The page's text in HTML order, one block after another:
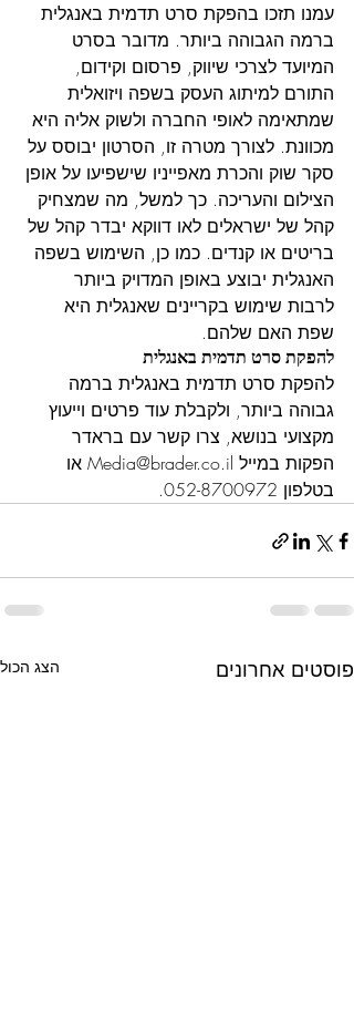
עמנו תזכו בהפקת סרט תדמית באנגלית
ברמה הגבוהה ביותר. מדובר בסרט
המיועד לצרכי שיווק, פרסום וקידום,
התורם למיתוג העסק בשפה ויזואלית
שמתאימה לאופי החברה ולשוק אליה היא
מכוונת. לצורך מטרה זו, הסרטון יבוסס על
סקר שוק והכרת מאפייניו שישפיעו על אופן
הצילום והעריכה. כך למשל, מה שמצחיק
קהל של ישראלים לאו דווקא יבדר קהל של
בריטים או קנדים. כמו כן, השימוש בשפה
האנגלית יבוצע באופן המדויק ביותר
לרבות שימוש בקריינים שאנגלית היא
שפת האם שלהם.
להפקת סרט תדמית באנגלית
להפקת סרט תדמית באנגלית ברמה
גבוהה ביותר, ולקבלת עוד פרטים וייעוץ
מקצועי בנושא, צרו קשר עם בראדר
הפקות במייל Media@brader.co.il או
בטלפון 052-8700972.
פוסטים אחרונים הצג הכול